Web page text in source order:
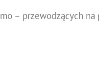
– przewodzących na